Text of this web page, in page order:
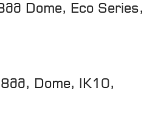
Dome, Eco Series,
Dome, IK10,